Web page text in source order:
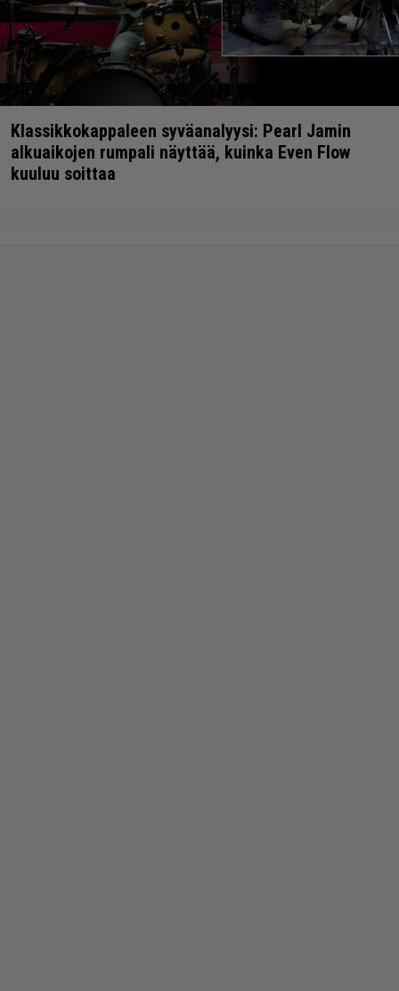
Klassikkokappaleen syväanalyysi: Pearl Jamin
alkuaikojen rumpali näyttää, kuinka Even Flow
kuuluu soittaa